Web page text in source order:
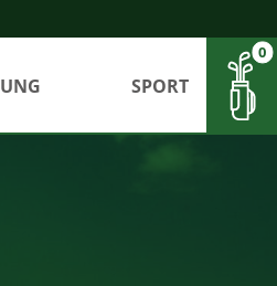
SPORT
0